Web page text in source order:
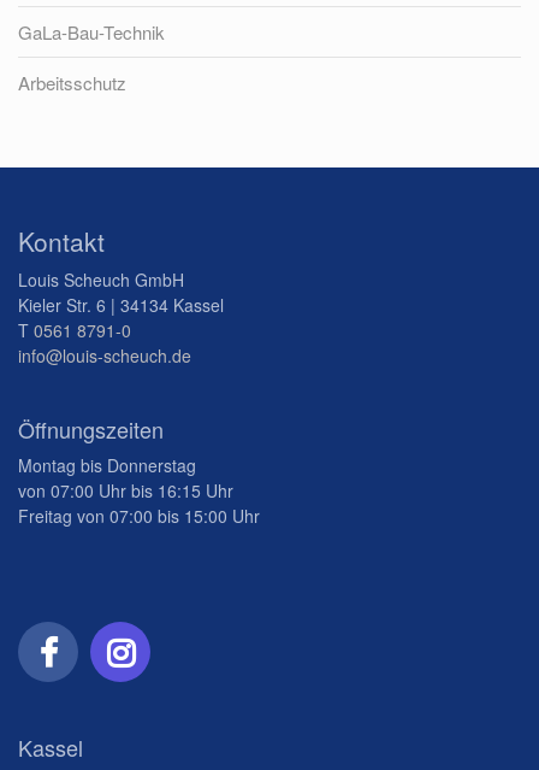
GaLa-Bau-Technik
Arbeitsschutz
Kontakt
Louis Scheuch GmbH
Kieler Str. 6 | 34134 Kassel
T 0561 8791-0
info@louis-scheuch.de
Öffnungszeiten
Montag bis Donnerstag
von 07:00 Uhr bis 16:15 Uhr
Freitag von 07:00 bis 15:00 Uhr
Kassel